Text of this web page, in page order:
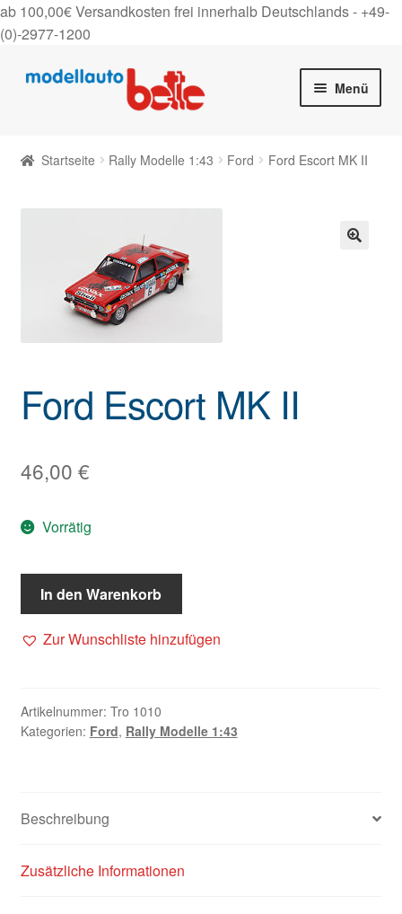
ab 100,00€ Versandkosten frei innerhalb Deutschlands - +49-
(0)-2977-1200
Zur
Zum
Menü
Über uns
Startseite Rally Modelle 1:43 Ford Ford Escort MK II
Ford Escort MK II
46,00 €
Vorrätig
In den Warenkorb
Zur Wunschliste hinzufügen
Artikelnummer: Tro 1010
Kategorien: Ford, Rally Modelle 1:43
Beschreibung
Zusätzliche Informationen